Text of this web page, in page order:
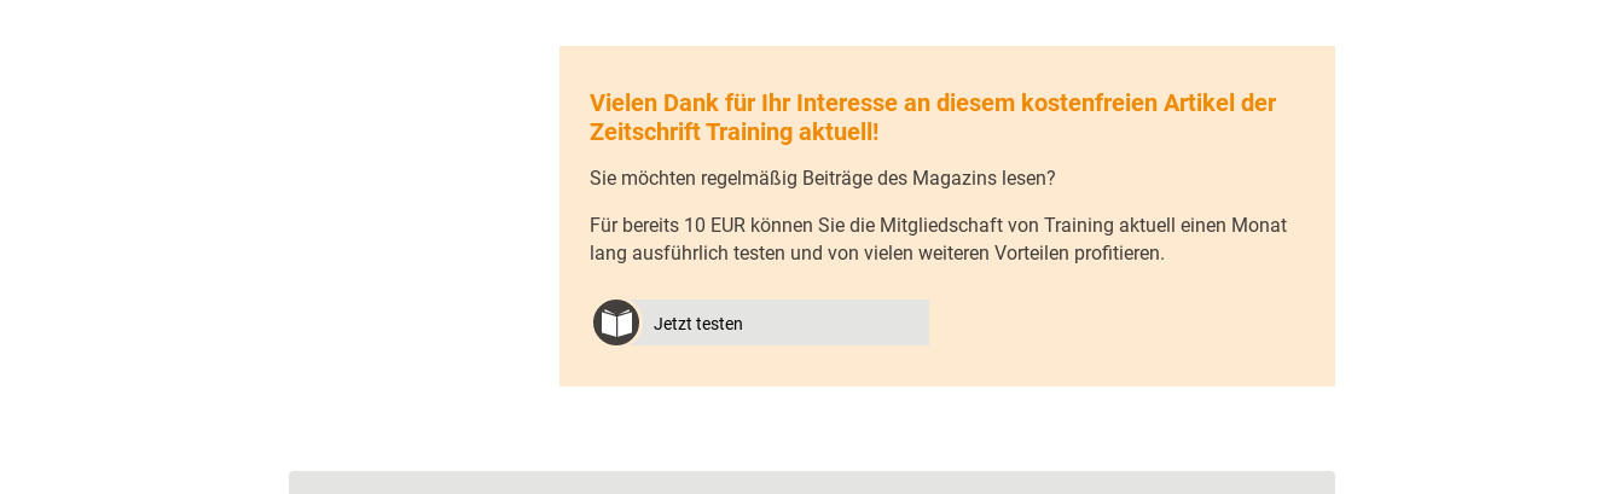
Vielen Dank für Ihr Interesse an diesem kostenfreien Artikel der
Zeitschrift Training aktuell!
Sie möchten regelmäßig Beiträge des Magazins lesen?
Für bereits 10 EUR können Sie die Mitgliedschaft von Training aktuell einen Monat
lang ausführlich testen und von vielen weiteren Vorteilen profitieren.
Jetzt testen